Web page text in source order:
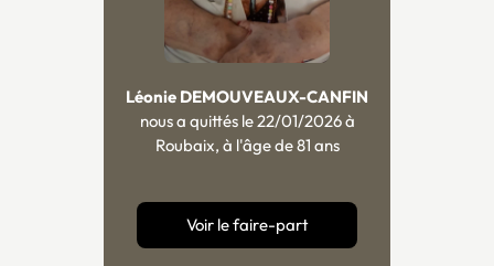
Léonie DEMOUVEAUX-CANFIN
nous a quittés le 22/01/2026 à
Roubaix, à l'âge de 81 ans
Voir le faire-part